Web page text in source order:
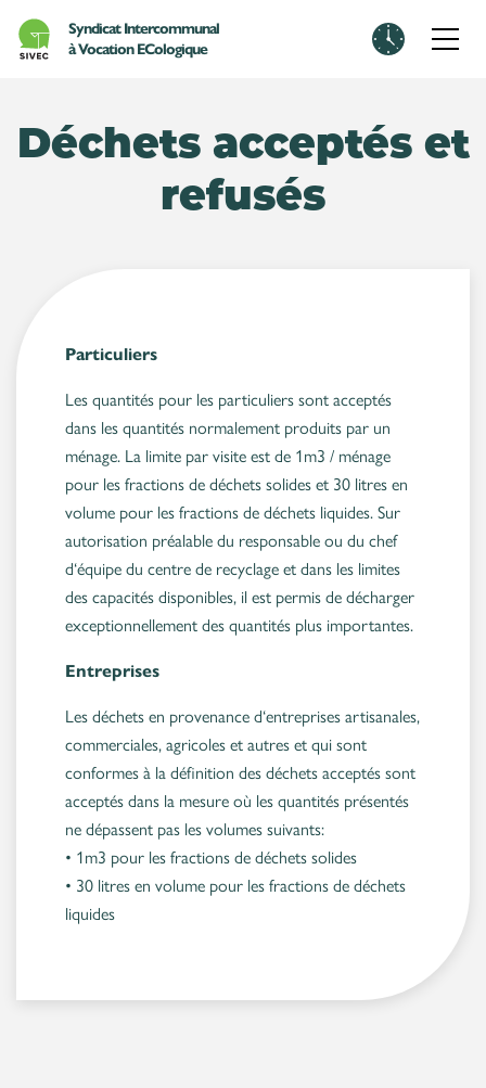
Syndicat Intercommunal
à Vocation ECologique
08:00 - 15:50
Administration
07h30-11h30 / 13h30-15h30
Voir horaires
Déchets acceptés et
refusés
Particuliers
Les quantités pour les particuliers sont acceptés
dans les quantités normalement produits par un
ménage. La limite par visite est de 1m3 / ménage
pour les fractions de déchets solides et 30 litres en
volume pour les fractions de déchets liquides. Sur
autorisation préalable du responsable ou du chef
d‘équipe du centre de recyclage et dans les limites
des capacités disponibles, il est permis de décharger
exceptionnellement des quantités plus importantes.
Entreprises
Les déchets en provenance d‘entreprises artisanales,
commerciales, agricoles et autres et qui sont
conformes à la définition des déchets acceptés sont
acceptés dans la mesure où les quantités présentés
ne dépassent pas les volumes suivants:
• 1m3 pour les fractions de déchets solides
• 30 litres en volume pour les fractions de déchets
liquides